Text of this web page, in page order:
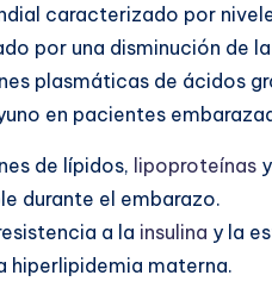
caracterizado por
por una disminución de
plasmáticas de ácidos
en pacientes
de lípidos, lipoproteínas
durante el embarazo.
a la insulina y la
hiperlipidemia materna.